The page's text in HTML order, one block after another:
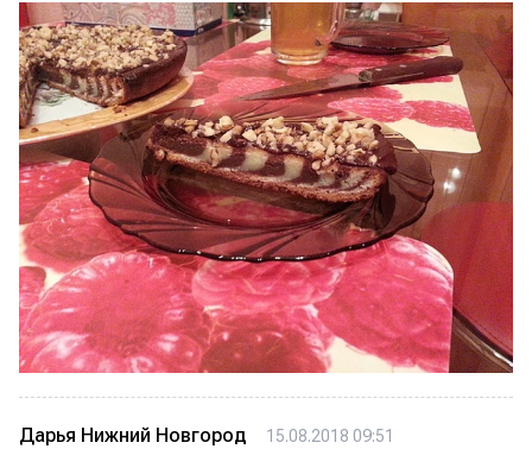
Дарья Нижний Новгород 15.08.2018 09:51